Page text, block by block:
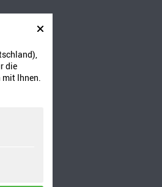
die
mit Ihnen.